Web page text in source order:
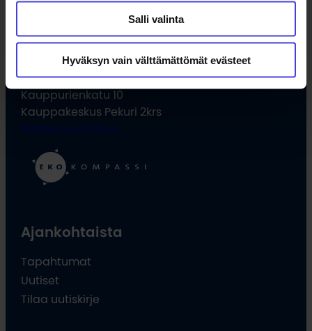
Salli valinta
Hyväksyn vain välttämättömät evästeet
Oulun kulttuurisäätiö
Oulu2026 Info
Kauppurienkatu 10
Kauppakeskus Pekuri 2krs
info@oulu2026.eu
Ajankohtaista
Tapahtumat
Uutiset
Tilaa uutiskirje